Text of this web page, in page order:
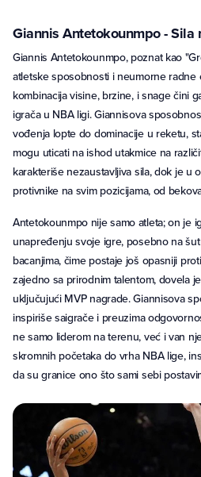
Giannis Antetokounmpo -
Giannis Antetokounmpo, poznat kao
atletske sposobnosti i neumorne radne
kombinacija visine, brzine, i snage čini
igrača u NBA ligi. Giannisova
vođenja lopte do dominacije u reketu,
mogu uticati na ishod utakmice na
karakteriše nezaustavljiva sila, dok je u
protivnike na svim pozicijama, od
Antetokounmpo nije samo atleta; on je
unapređenju svoje igre, posebno na
bacanjima, čime postaje još opasniji
zajedno sa prirodnim talentom, dovela
uključujući MVP nagrade. Giannisova
inspiriše saigrače i preuzima
ne samo liderom na terenu, već i van
skromnih početaka do vrha NBA lige,
da su granice ono što sami sebi